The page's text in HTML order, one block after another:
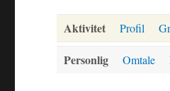
Aktivitet Profil
Personlig Omtale